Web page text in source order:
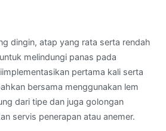
dingin, atap yang rata serta rendah
melindungi panas pada
pertama kali serta
bersama menggunakan lem
dari tipe dan juga golongan
servis penerapan atau anemer.